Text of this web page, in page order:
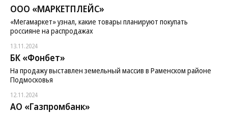
ООО «МАРКЕТПЛЕЙС»
«Мегамаркет» узнал, какие товары планируют покупать
россияне на распродажах
13.11.2024
БК «Фонбет»
На продажу выставлен земельный массив в Раменском районе
Подмосковья
12.11.2024
АО «Газпромбанк»